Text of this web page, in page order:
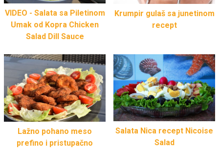
VIDEO - Salata sa Piletinom
Umak od Kopra Chicken
Salad Dill Sauce
Krumpir gulaš sa junetinom
recept
Lažno pohano meso
prefino i pristupačno
Salata Nica recept Nicoise
Salad